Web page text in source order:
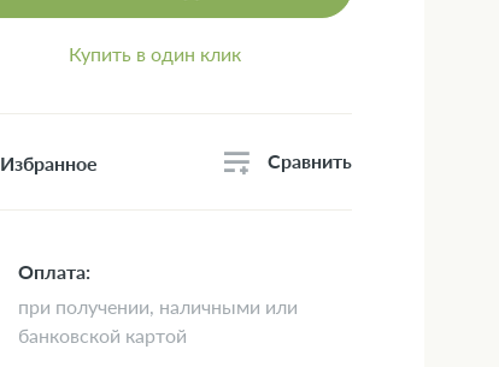
Купить в один клик
Избранное Сравнить
Оплата:
при получении, наличными или
банковской картой